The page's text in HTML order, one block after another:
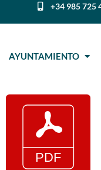
+34 985 725
AYUNTAMIENTO